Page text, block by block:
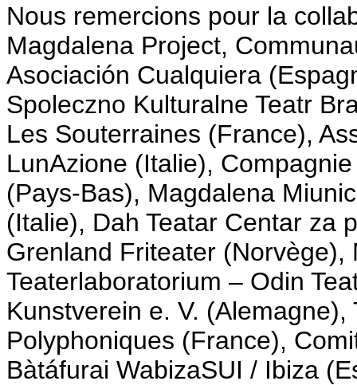
Nous remercions pour la
Magdalena Project,
Asociación Cualquiera
Spoleczno Kulturalne Teatr
Les Souterraines (France),
LunAzione (Italie),
(Pays-Bas), Magdalena
(Italie), Dah Teatar Centar za
Grenland Friteater
Teaterlaboratorium – Odin
Kunstverein e. V.
Polyphoniques (France),
Bàtáfurai WabizaSUI / Ibiza